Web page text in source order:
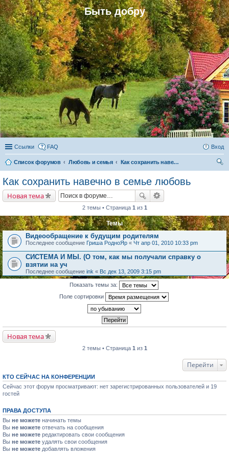
Быть добру
Ссылки FAQ Вход
Список форумов Любовь и семья
Как сохранить навечно в семье любовь
Как сохранить навечно в семье любовь
Новая тема
2 темы • Страница 1 из 1
Темы
Видеообращение к будущим родителям
Последнее сообщение Гриша РодноЯр « Чт апр 01, 2010 10:33 pm
СИСТЕМА И МЫ. (О том, как мы получали справку о
взятии на уч
Последнее сообщение ink « Вс дек 13, 2009 3:15 pm
Показать темы за:
Поле сортировки
Новая тема
2 темы • Страница 1 из 1
Перейти
КТО СЕЙЧАС НА КОНФЕРЕНЦИИ
Сейчас этот форум просматривают: нет зарегистрированных пользователей и 19
гостей
ПРАВА ДОСТУПА
Вы не можете начинать темы
Вы не можете отвечать на сообщения
Вы не можете редактировать свои сообщения
Вы не можете удалять свои сообщения
Вы не можете добавлять вложения